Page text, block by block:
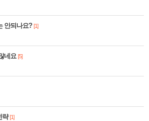
안되나요? [1]
네요 [5]
략 [1]